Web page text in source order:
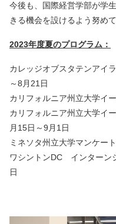
今後も、国際経営学部が学
きる機会を設けるよう努め
2023年度夏のプログラム：
カレッジオブスタテンアイ
～8月21日
カリフォルニア州立大学イ
カリフォルニア州立大学イ
月15日～9月1日
ミネソタ州立大学マンケー
ワシントンDC インターン
日